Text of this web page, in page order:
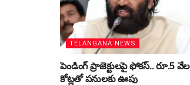
TELANGANA NEWS
పెండింగ్‌ ప్రాజెక్టులపై ఫోకస్‌.. రూ.5 వేల
కోట్లతో పనులకు ఊపు